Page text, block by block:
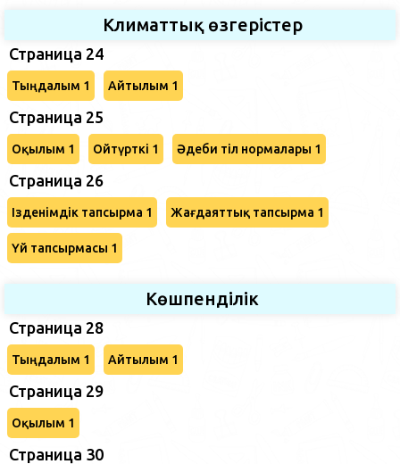
Климаттық өзгерістер
Страница 24
Тыңдалым 1 Айтылым 1
Страница 25
Оқылым 1 Ойтүрткі 1 Әдеби тіл нормалары 1
Страница 26
Ізденімдік тапсырма 1 Жағдаяттық тапсырма 1
Үй тапсырмасы 1
Көшпенділік
Страница 28
Тыңдалым 1 Айтылым 1
Страница 29
Оқылым 1
Страница 30